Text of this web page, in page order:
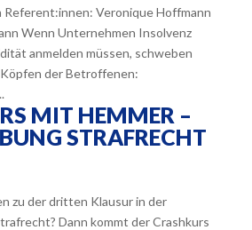
Referent:innen: Veronique Hoffmann
Wenn Unternehmen Insolvenz
anmelden müssen, schweben
der Betroffenen:
MIT HEMMER –
STRAFRECHT
zu der dritten Klausur in der
Dann kommt der Crashkurs